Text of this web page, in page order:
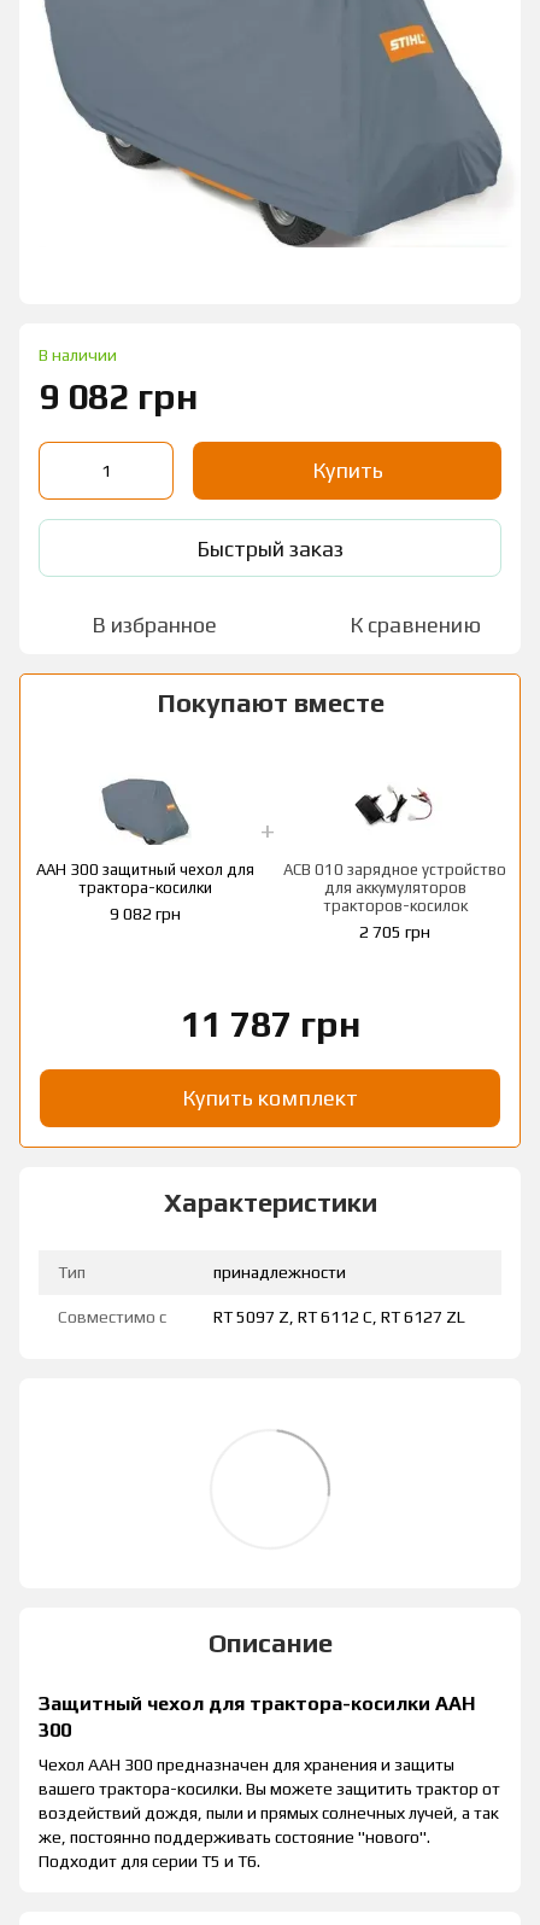
В наличии
9 082 грн
Купить
Быстрый заказ
В избранное К сравнению
Покупают вместе
AAH 300 защитный чехол для
трактора-косилки
9 082 грн
АСВ 010 зарядное устройство
для аккумуляторов
тракторов-косилок
2 705 грн
11 787 грн
Купить комплект
Характеристики
Тип принадлежности
Совместимо с RT 5097 Z, RT 6112 C, RT 6127 ZL
Описание
Защитный чехол для трактора-косилки AAH
300
Чехол ААН 300 предназначен для хранения и защиты
вашего трактора-косилки. Вы можете защитить трактор от
воздействий дождя, пыли и прямых солнечных лучей, а так
же, постоянно поддерживать состояние "нового".
Подходит для серии Т5 и Т6.